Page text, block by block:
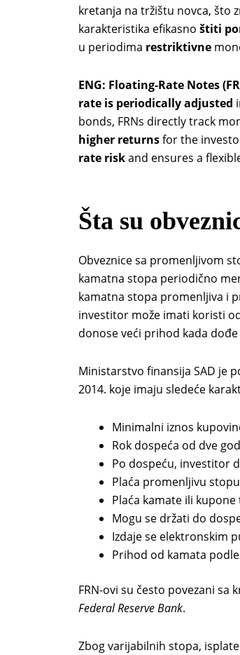
kretanja na tržištu novca, što
karakteristika efikasno štiti
u periodima restriktivne
ENG: Floating-Rate Notes
rate is periodically adjusted
bonds, FRNs directly track
higher returnsfor the
rate riskand ensures a
Šta su
Obveznice sa promenljivom
kamatna stopa periodično
kamatna stopa promenljiva i
investitor može imati koristi
donose veći prihod kada
Ministarstvo finansija SAD je
2014. koje imaju sledeće
Minimalni iznos
Rok dospeća od dve
Po dospeću, investitor
Plaća promenljivu
Plaća kamate ili
Mogu se držati do
Izdaje se elektronskim
Prihod od kamata
FRN-ovi su često povezani
Federal Reserve Bank.
Zbog varijabilnih stopa,